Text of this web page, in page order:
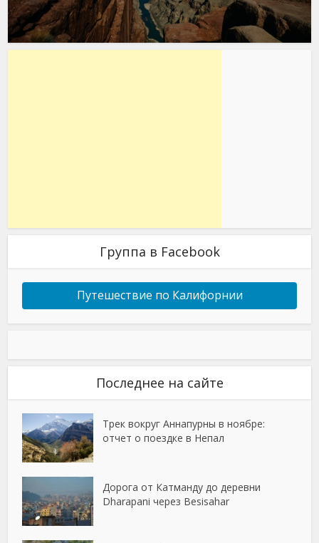
Группа в Facebook
Путешествие по Калифорнии
Последнее на сайте
Трек вокруг Аннапурны в ноябре:
отчет о поездке в Непал
Дорога от Катманду до деревни
Dharapani через Besisahar